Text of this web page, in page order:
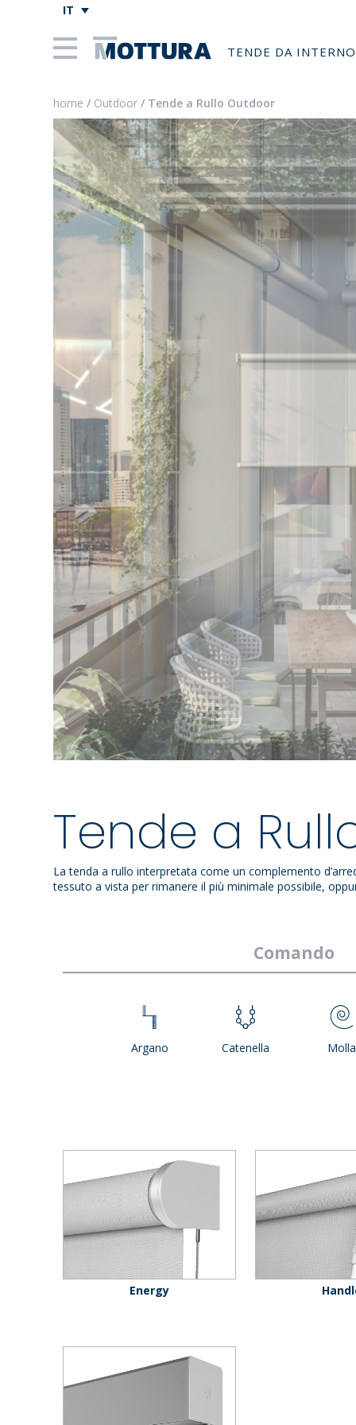
IT
TENDE DA INTERNO
home / Outdoor / Tende a Rullo Outdoor
Tende a
La tenda a rullo interpretata come un complemento
tessuto a vista per rimanere il più minimale possibile,
Comando
Argano Catenella Molla
Energy